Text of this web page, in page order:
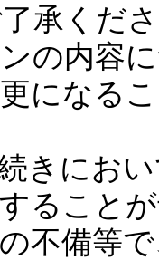
承くだ
の内容
になる
きにお
ること
不備等